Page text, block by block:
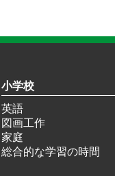
小学校
英語
図画工作
家庭
総合的な学習の時間